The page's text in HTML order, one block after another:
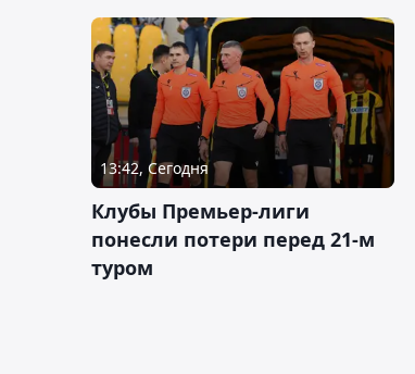
13:42, Сегодня
Клубы Премьер-лиги
понесли потери перед 21-м
туром